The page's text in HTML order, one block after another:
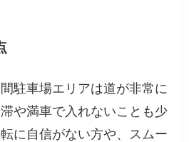
駐車場エリアは道が非常に
や満車で入れないことも少
に自信がない方や、スムー